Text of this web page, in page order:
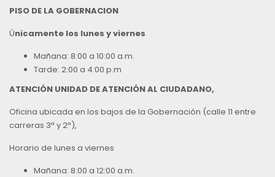
PISO DE LA GOBERNACION
Únicamente los lunes y viernes
Mañana: 8:00 a 10:00 a.m.
Tarde: 2:00 a 4:00 p.m
ATENCIÓN UNIDAD DE ATENCIÓN AL CIUDADANO,
Oficina ubicada en los bajos de la Gobernación (calle 11 entre
carreras 3ª y 2ª),
Horario de lunes a viernes
Mañana: 8:00 a 12:00 a.m.